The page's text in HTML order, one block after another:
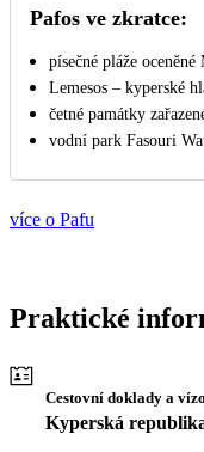
Pafos ve zkratce:
písečné pláže
Lemesos – kyperské
četné památky
vodní park Fasouri
více o Pafu
Praktické
Cestovní doklady a
Kyperská